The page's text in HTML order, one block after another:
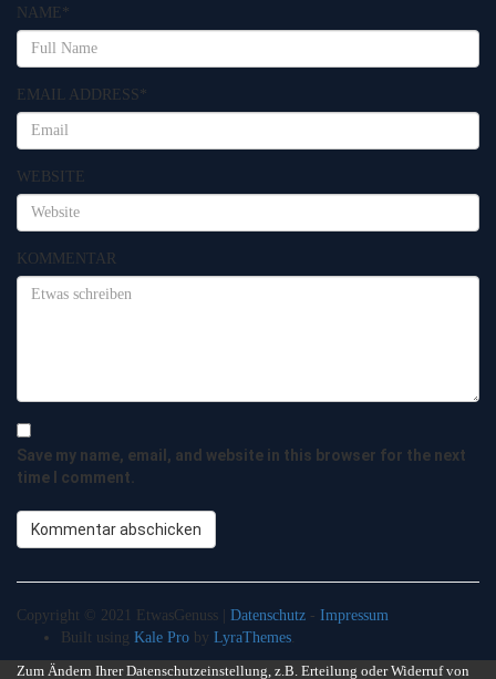
NAME *
EMAIL ADDRESS*
WEBSITE
KOMMENTAR
Save my name, email, and website in this browser for the next
time I comment.
Copyright © 2021 EtwasGenuss | Datenschutz - Impressum
Built using Kale Pro by LyraThemes
Zum Ändern Ihrer Datenschutzeinstellung, z.B. Erteilung oder Widerruf von